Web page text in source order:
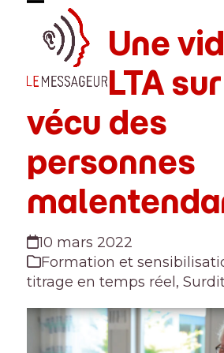
content
Open
mobile
menu
Close
mobile
menu
Une
LTA
vécu des
personnes
10 mars 2022
Formation et
titrage en temps réel ,